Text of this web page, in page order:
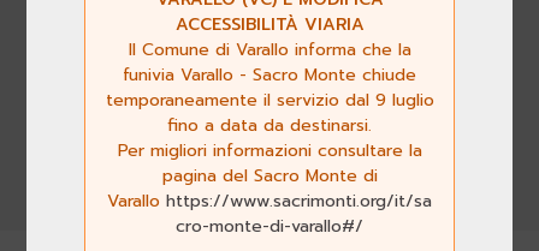
Consulta la banca dati del Centro di
documentazione dei Sacri Monti
VISITA
ACCESSIBILITÀ VIARIA
Il Comune di Varallo informa che la
funivia Varallo - Sacro Monte chiude
temporaneamente il servizio dal 9 luglio
fino a data da destinarsi.
Per migliori informazioni consultare la
pagina del Sacro Monte di
Varallo https://www.sacrimonti.org/it/sa
cro-monte-di-varallo#/